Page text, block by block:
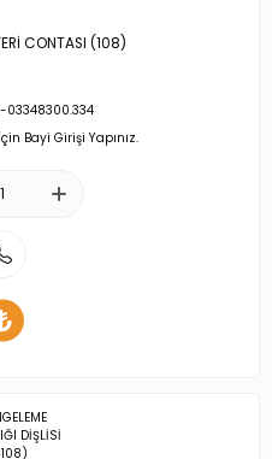
CONTASI (108)
03348300.334
Bayi Girişi Yapınız.